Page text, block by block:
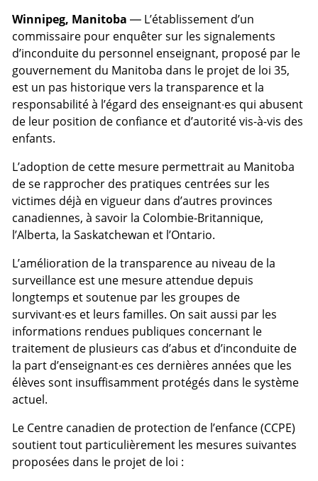
Winnipeg, Manitoba — L’établissement d’un
commissaire pour enquêter sur les signalements
d’inconduite du personnel enseignant, proposé par le
gouvernement du Manitoba dans le projet de loi 35,
est un pas historique vers la transparence et la
responsabilité à l’égard des enseignant·es qui abusent
de leur position de confiance et d’autorité vis-à-vis des
enfants.
L’adoption de cette mesure permettrait au Manitoba
de se rapprocher des pratiques centrées sur les
victimes déjà en vigueur dans d’autres provinces
canadiennes, à savoir la Colombie-Britannique,
l’Alberta, la Saskatchewan et l’Ontario.
L’amélioration de la transparence au niveau de la
surveillance est une mesure attendue depuis
longtemps et soutenue par les groupes de
survivant·es et leurs familles. On sait aussi par les
informations rendues publiques concernant le
traitement de plusieurs cas d’abus et d’inconduite de
la part d’enseignant·es ces dernières années que les
élèves sont insuffisamment protégés dans le système
actuel.
Le Centre canadien de protection de l’enfance (CCPE)
soutient tout particulièrement les mesures suivantes
proposées dans le projet de loi :